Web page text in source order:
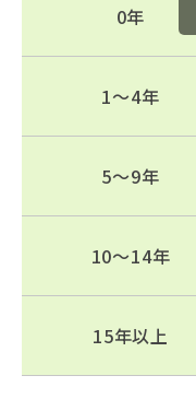
0年
1～4年
5～9年
10～14年
15年以上